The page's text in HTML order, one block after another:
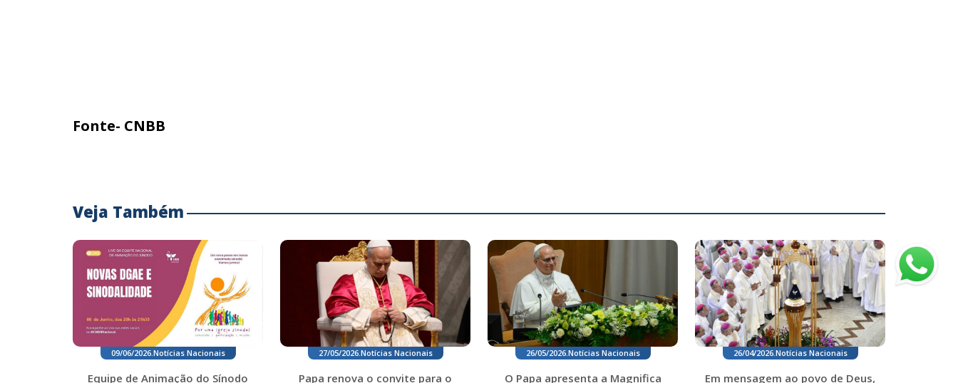
Fonte- CNBB
Veja Também
09/06/2026.Notícias Nacionais
Equipe de Animação do Sínodo
27/05/2026.Notícias Nacionais
Papa renova o convite para o
26/05/2026.Notícias Nacionais
O Papa apresenta a Magnifica
26/04/2026.Notícias Nacionais
Em mensagem ao povo de Deus,